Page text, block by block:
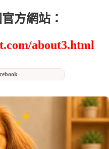
方網站：
about3.html